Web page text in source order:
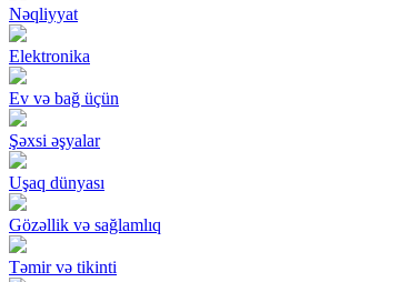
Nəqliyyat
Elektronika
Ev və bağ üçün
Şəxsi əşyalar
Uşaq dünyası
Gözəllik və sağlamlıq
Təmir və tikinti